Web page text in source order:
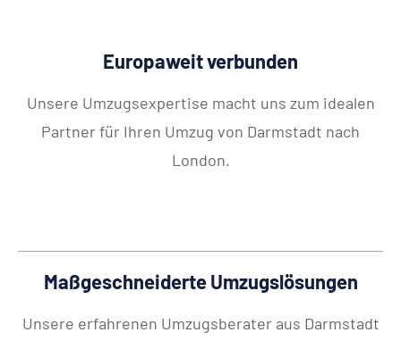
Europaweit verbunden
Unsere Umzugsexpertise macht uns zum idealen
Partner für Ihren Umzug von Darmstadt nach
London.
Maßgeschneiderte Umzugslösungen
Unsere erfahrenen Umzugsberater aus Darmstadt